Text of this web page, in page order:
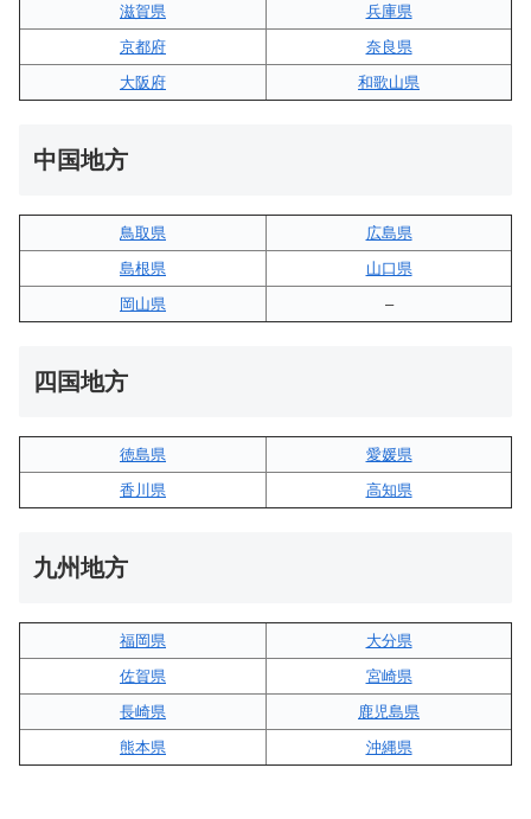
滋賀県
兵庫県
京都府
奈良県
大阪府
和歌山県
中国地方
鳥取県
広島県
島根県
山口県
岡山県
–
四国地方
徳島県
愛媛県
香川県
高知県
九州地方
福岡県
大分県
佐賀県
宮崎県
長崎県
鹿児島県
熊本県
沖縄県